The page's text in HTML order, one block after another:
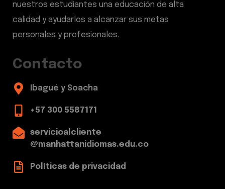
nuestros estudiantes una educación de alta
calidad y ayudarlos a alcanzar sus metas
personales y profesionales.
Contacto
Ibagué y Soacha
+57 300 5587171
servicioalcliente
@manhattanidiomas.edu.co
Políticas de privacidad